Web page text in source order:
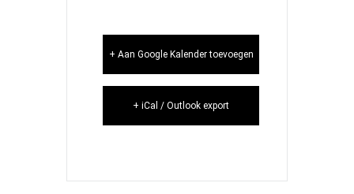
+ Aan Google Kalender toevoegen
+ iCal / Outlook export